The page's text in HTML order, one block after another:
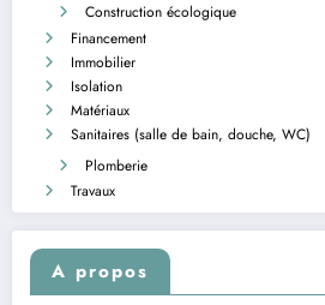
Construction écologique
Financement
Immobilier
Isolation
Matériaux
Sanitaires (salle de bain, douche, WC)
Plomberie
Travaux
A propos